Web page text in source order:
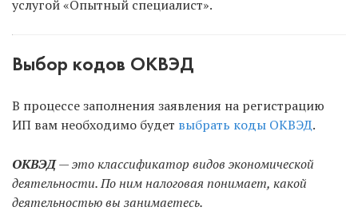
услугой «Опытный специалист».
Выбор кодов ОКВЭД
В процессе заполнения заявления на регистрацию
ИП вам необходимо будет выбрать коды ОКВЭД.
ОКВЭД— это классификатор видов экономической
деятельности. По ним налоговая понимает, какой
деятельностью вы занимаетесь.